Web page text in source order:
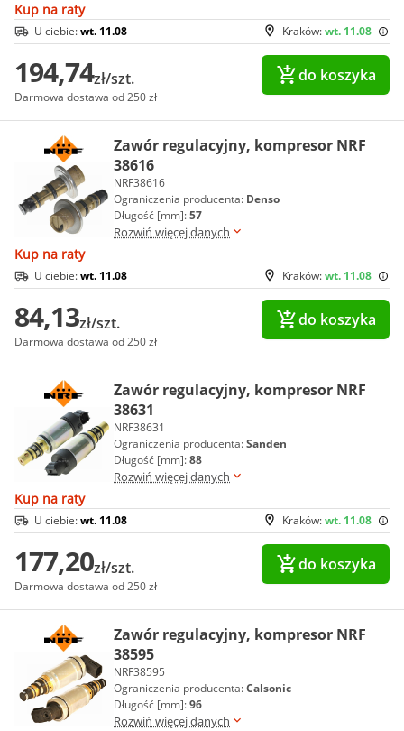
Kup na raty
Kraków:wt. 11.08
U ciebie:wt. 11.08
194,74zł/szt.
Darmowa dostawa od 250 zł
do koszyka
Zawór regulacyjny, kompresor NRF
38616
NRF38616
Ograniczenia producenta: Denso
Długość [mm]:57
Rozwiń więcej danych
Kup na raty
Kraków:wt. 11.08
U ciebie:wt. 11.08
84,13zł/szt.
Darmowa dostawa od 250 zł
do koszyka
Zawór regulacyjny, kompresor NRF
38631
NRF38631
Ograniczenia producenta:Sanden
Długość [mm]:88
Rozwiń więcej danych
Kup na raty
Kraków:wt. 11.08
U ciebie:wt. 11.08
177,20zł/szt.
Darmowa dostawa od 250 zł
do koszyka
Zawór regulacyjny, kompresor NRF
38595
NRF38595
Ograniczenia producenta:Calsonic
Długość [mm]:96
Rozwiń więcej danych